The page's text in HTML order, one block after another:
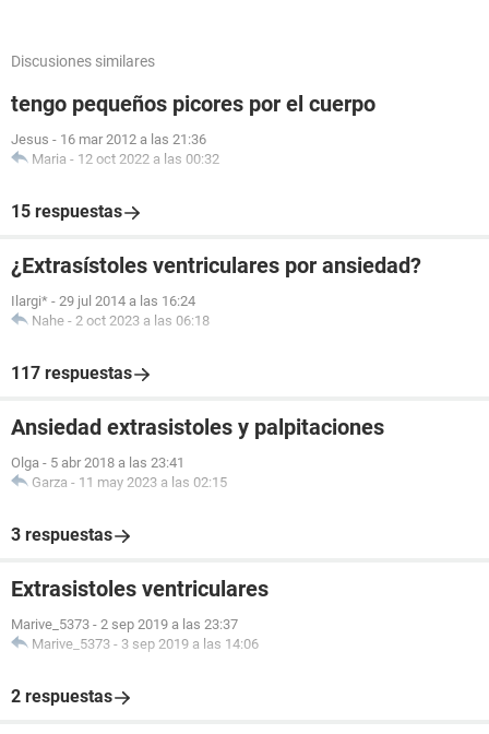
Discusiones similares
tengo pequeños picores por el cuerpo
Jesus - 16 mar 2012 a las 21:36
Maria - 12 oct 2022 a las 00:32
15 respuestas
¿Extrasístoles ventriculares por ansiedad?
Ilargi* - 29 jul 2014 a las 16:24
Nahe - 2 oct 2023 a las 06:18
117 respuestas
Ansiedad extrasistoles y palpitaciones
Olga - 5 abr 2018 a las 23:41
Garza - 11 may 2023 a las 02:15
3 respuestas
Extrasistoles ventriculares
Marive_5373 - 2 sep 2019 a las 23:37
Marive_5373 - 3 sep 2019 a las 14:06
2 respuestas